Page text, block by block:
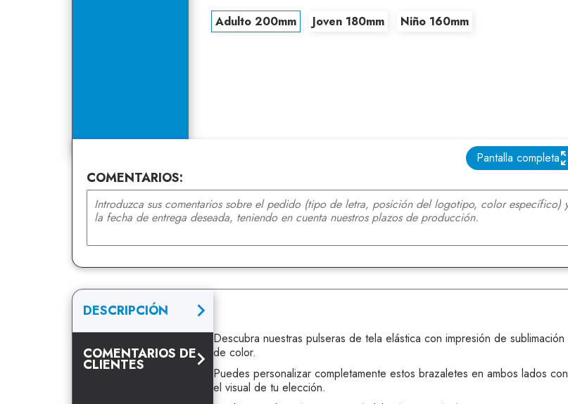
Adulto 200mm
Joven 180mm Niño 160mm
Pantalla completa
COMENTARIOS:
DESCRIPCIÓN
COMENTARIOS DE
CLIENTES
Descubra nuestras pulseras de tela elástica con impresión de sublimación
de color.
Puedes personalizar completamente estos brazaletes en ambos lados con
el visual de tu elección.